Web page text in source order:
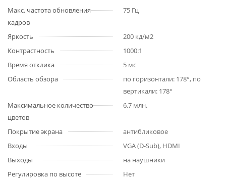
Макс. частота обновления
кадров
75 Гц
Яркость
200 кд/м2
Контрастность
1000:1
Время отклика
5 мс
Область обзора
по горизонтали: 178°, по
вертикали: 178°
Максимальное количество
цветов
6.7 млн.
Покрытие экрана
антибликовое
Входы
VGA (D-Sub), HDMI
Выходы
на наушники
Регулировка по высоте
Нет